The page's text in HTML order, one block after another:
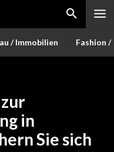
/ Immobilien Fashion /
in
Sie sich